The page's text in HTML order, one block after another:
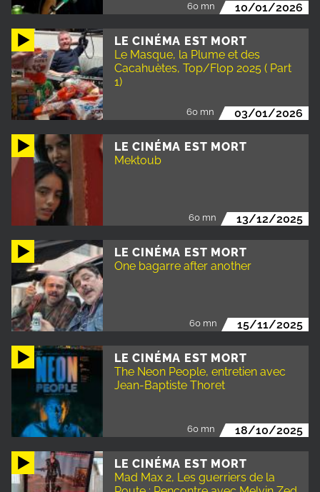
60 mn 10/01/2026
LE CINÉMA EST MORT
Le Masque, la Plume et des
Cacahuètes, Top/Flop 2025 ( Part
1)
60 mn 03/01/2026
LE CINÉMA EST MORT
Mektoub
60 mn 13/12/2025
LE CINÉMA EST MORT
One bagarre after another
60 mn 15/11/2025
LE CINÉMA EST MORT
The Neon People, entretien avec
Jean-Baptiste Thoret
60 mn 18/10/2025
LE CINÉMA EST MORT
Mad Max 2, Les guerriers de la